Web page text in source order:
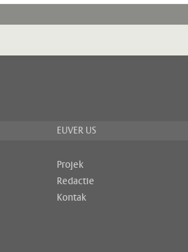
EUVER US
Projek
Redactie
Kontak